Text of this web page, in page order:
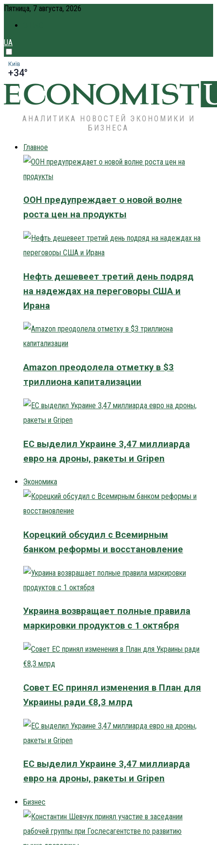
Пятница, 7 августа, 2026
UA
Київ
+34°
АНАЛИТИКА НОВОСТЕЙ ЭКОНОМИКИ И
БИЗНЕСА
Главное
ООН предупреждает о новой волне
роста цен на продукты
Нефть дешевеет третий день подряд
на надеждах на переговоры США и
Ирана
Amazon преодолела отметку в $3
триллиона капитализации
ЕС выделил Украине 3,47 миллиарда
евро на дроны, ракеты и Gripen
Экономика
Корецкий обсудил с Всемирным
банком реформы и восстановление
Украина возвращает полные правила
маркировки продуктов с 1 октября
Совет ЕС принял изменения в План для
Украины ради €8,3 млрд
ЕС выделил Украине 3,47 миллиарда
евро на дроны, ракеты и Gripen
Бизнес